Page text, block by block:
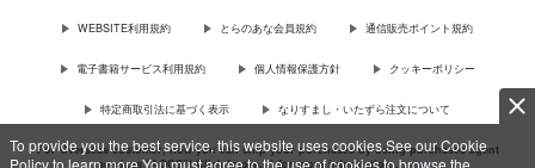
To provide you the best service, this website uses cookies.See our Cookie
Policy to learn more.You must agree to the use of cookies to browse the
WEBSITE利用規約 とらのあな会員規約 通信販売ポイント規約
電子書籍サービス利用規約 個人情報保護方針 クッキーポリシー
特定商取引法に基づく表示 なりすまし・いたずら注文について
For Overseas customer, now you can ship your purchases by using purchases agent
services “AOCS”! Click {more…} for more information …more